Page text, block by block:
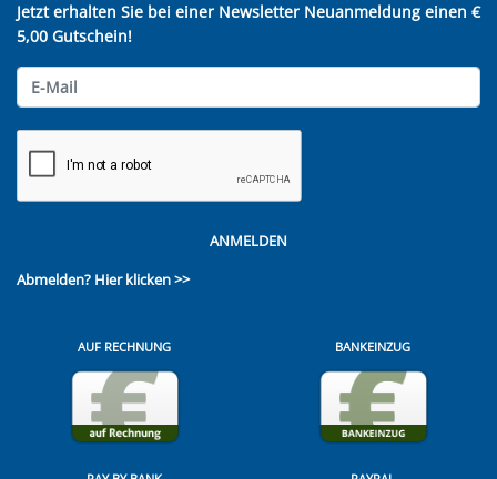
Jetzt erhalten Sie bei einer Newsletter Neuanmeldung einen €
5,00 Gutschein!
ANMELDEN
Abmelden? Hier klicken >>
AUF RECHNUNG BANKEINZUG